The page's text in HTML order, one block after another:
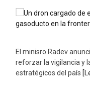
El minisro Radev
reforzar la vigilancia y
estratégicos del país